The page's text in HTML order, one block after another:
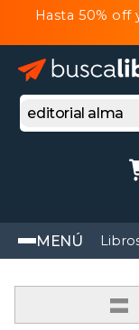
Hasta 50% off
MENÚ
=